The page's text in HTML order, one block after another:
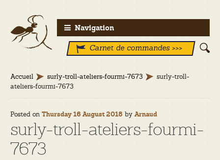
Aller
à
Aller
au
contenu
Navigation
Carnet de commandes >>>
Accueil surly-troll-ateliers-fourmi-7673
surly-troll-
ateliers-fourmi-7673
Posted on Thursday 16 August 2018 by Arnaud
surly-troll-ateliers-fourmi-
7673